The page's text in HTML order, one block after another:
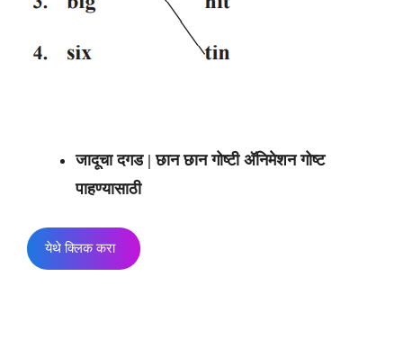
जादूचा दगड | छान छान गोष्टी अ‍ॅनिमेशन गोष्ट
पाहण्यासाठी
येथे क्लिक करा